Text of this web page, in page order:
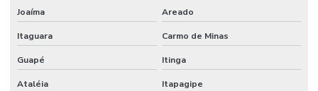
Joaíma Areado
Itaguara Carmo de Minas
Guapé Itinga
Ataléia Itapagipe